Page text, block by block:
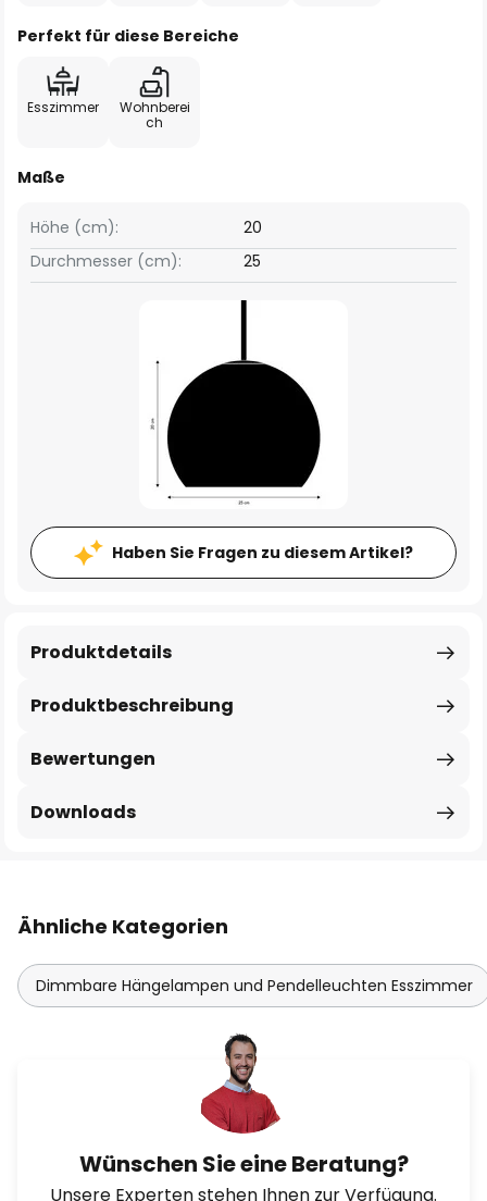
Perfekt für diese Bereiche
Esszimmer
Wohnberei
ch
Maße
Höhe (cm):
20
Durchmesser (cm):
25
Haben Sie Fragen zu diesem Artikel?
Produktbeschreibung
Produktdetails
Bewertungen
Downloads
Ähnliche Kategorien
Dimmbare Hängelampen und Pendelleuchten Esszimmer
Wünschen Sie eine Beratung?
Unsere Experten stehen Ihnen zur Verfügung.